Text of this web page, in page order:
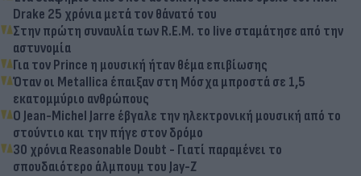
Drake 25 χρόνια μετά τον θάνατό του
Στην πρώτη συναυλία των R.E.M. το live σταμάτησε από την
αστυνομία
Για τον Prince η μουσική ήταν θέμα επιβίωσης
Όταν οι Metallica έπαιξαν στη Μόσχα μπροστά σε 1,5
εκατομμύριo ανθρώπους
O Jean-Michel Jarre έβγαλε την ηλεκτρονική μουσική από το
στούντιο και την πήγε στον δρόμο
30 χρόνια Reasonable Doubt - Γιατί παραμένει το
σπουδαιότερο άλμπουμ του Jay-Z